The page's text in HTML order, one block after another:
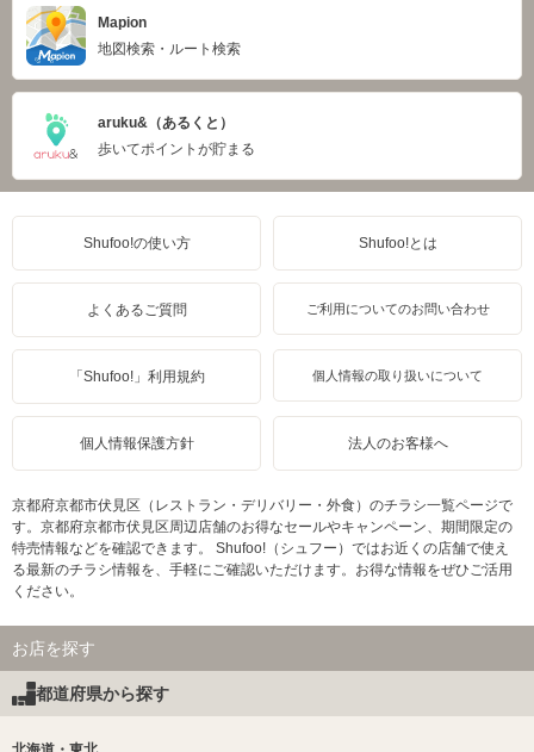
Mapion
地図検索・ルート検索
aruku&（あるくと）
歩いてポイントが貯まる
Shufoo!の使い方 Shufoo!とは
よくあるご質問 ご利用についてのお問い合わせ
「Shufoo!」利用規約 個人情報の取り扱いについて
個人情報保護方針 法人のお客様へ
京都府京都市伏見区（レストラン・デリバリー・外食）のチラシ一覧ページで
す。京都府京都市伏見区周辺店舗のお得なセールやキャンペーン、期間限定の
特売情報などを確認できます。 Shufoo!（シュフー）ではお近くの店舗で使え
る最新のチラシ情報を、手軽にご確認いただけます。お得な情報をぜひご活用
ください。
お店を探す
都道府県から探す